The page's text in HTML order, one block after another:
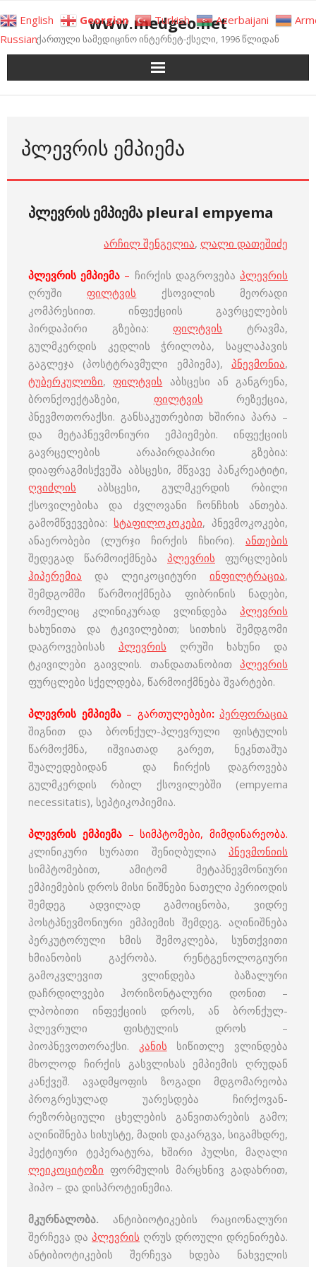
to
content
www.medgeo.net
ქართული სამედიცინო ინტერნეტ-ქსელი, 1996 წლიდან
ᲞᲚᲔᲕᲠᲘᲡ ᲔᲛᲞᲘᲔᲛᲐ
პლევრის ემპიემა pleural empyema
არჩილ შენგელია, ლალი დათეშიძე
პლევრის ემპიემა – ჩირქის დაგროვებაპლევრის
ღრუშიფილტვის ქსოვილის მეორადი
კომპრესიით. ინფექციის გავრცელების
პირდაპირი გზებია:ფილტვის ტრავმა,
გულმკერდის კედლის ჭრილობა, საყლაპავის
გაგლეჯა (პოსტტრავმული ემპიემა), პნევმონია,
ტუბერკულოზი,ფილტვის აბსცესი ან განგრენა,
ბრონქოექტაზები, ფილტვის რეზექცია,
პნევმოთორაქსი. განსაკუთრებით ხშირია პარა –
და მეტაპნევმონიური ემპიემები. ინფექციის
გავრცელების არაპირდაპირი გზებია:
დიაფრაგმისქვეშა აბსცესი, მწვავე პანკრეატიტი,
ღვიძლის აბსცესი, გულმკერდის რბილი
ქსოვილებისა და ძვლოვანი ჩონჩხის ანთება.
გამომწვევებია: სტაფილოკოკები, პნევმოკოკები,
ანაერობები (ლურჯი ჩირქის ჩხირი). ანთების
შედეგად წარმოიქმნება პლევრის ფურცლების
ჰიპერემია და ლეიკოციტური ინფილტრაცია,
შემდგომში წარმოიქმნება ფიბრინის ნადები,
რომელიც კლინიკურად ვლინდება პლევრის
ხახუნითა და ტკივილებით; სითხის შემდგომი
დაგროვებისას პლევრის ღრუში ხახუნი და
ტკივილები გაივლის. თანდათანობით პლევრის
ფურცლები სქელდება, წარმოიქმნება შვარტები.
პლევრის ემპიემა– გართულებები: პერფორაცია
შიგნით და ბრონქულ-პლევრული ფისტულის
წარმოქმნა, იშვიათად გარეთ, ნეკნთაშუა
შუალედებიდან და ჩირქის დაგროვება
გულმკერდის რბილ ქსოვილებში (empyema
necessitatis), სეპტიკოპიემია.
პლევრის ემპიემა– სიმპტომები, მიმდინარეობა.
კლინიკური სურათი შენიღბულია პნევმონიის
სიმპტომებით, ამიტომ მეტაპნევმონიური
ემპიემების დროს მისი ნიშნები ნათელი პერიოდის
შემდეგ ადვილად გამოიცნობა, ვიდრე
პოსტპნევმონიური ემპიემის შემდეგ. აღინიშნება
პერკუტორული ხმის შემოკლება, სუნთქვითი
ხმიანობის გაქრობა. რენტგენოლოგიური
გამოკვლევით ვლინდება ბაზალური
დაჩრდილვები ჰორიზონტალური დონით –
ლპობითი ინფექციის დროს, ან ბრონქულ-
პლევრული ფისტულის დროს –
პიოპნევოთორაქსი. კანის სიწითლე ვლინდება
მხოლოდ ჩირქის გასვლისას ემპიემის ღრუდან
კანქვეშ. ავადმყოფის ზოგადი მდგომარეობა
პროგრესულად უარესდება ჩირქოვან-
რეზორბციული ცხელების განვითარების გამო;
აღინიშნება სისუსტე, მადის დაკარგვა, სიგამხდრე,
ჰექტიური ტეპერატურა, ხშირი პულსი, მაღალი
ლეიკოციტოზი ფორმულის მარცხნივ გადახრით,
ჰიპო – და დისპროტეინემია.
მკურნალობა. ანტიბიოტიკების რაციონალური
შერჩევა და პლევრის ღრუს დროული დრენირება.
ანტიბიოტიკების შერჩევა ხდება ნახველის
English Georgian Turkish Azerbaijani
Russian